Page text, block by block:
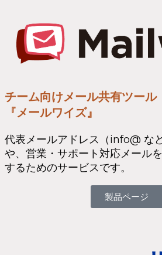
チーム向けメール共有ツール
『メールワイズ』
代表メールアドレス（info@ な
や、営業・サポート対応メール
するためのサービスです。
製品ページ